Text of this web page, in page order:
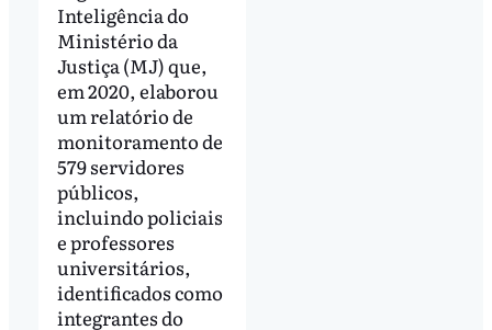
Inteligência do
Ministério da
Justiça (MJ) que,
em 2020, elaborou
um relatório de
monitoramento de
579 servidores
públicos,
incluindo policiais
e professores
universitários,
identificados como
integrantes do